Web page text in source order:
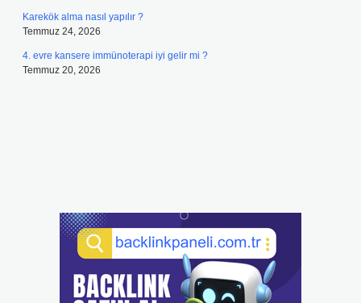
Karekök alma nasıl yapılır ?
Temmuz 24, 2026
4. evre kansere immünoterapi iyi gelir mi ?
Temmuz 20, 2026